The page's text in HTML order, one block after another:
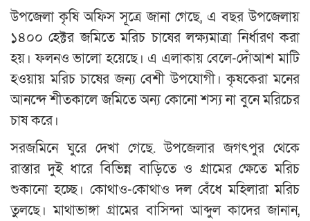
উপজেলা কৃষি অফিস সূত্রে জানা গেছে, এ বছর উপজেলায়
১৪০০ হেক্টর জমিতে মরিচ চাষের লক্ষ্যমাত্রা নির্ধারণ করা
হয়। ফলনও ভালো হয়েছে। এ এলাকায় বেলে-দোঁআশ মাটি
হওয়ায় মরিচ চাষের জন্য বেশী উপযোগী। কৃষকেরা মনের
আনন্দে শীতকালে জমিতে অন্য কোনো শস্য না বুনে মরিচের
চাষ করে।
সরজমিনে ঘুরে দেখা গেছে. উপজেলার জগৎপুর থেকে
রাস্তার দুই ধারে বিভিন্ন বাড়িতে ও গ্রামের ক্ষেতে মরিচ
শুকানো হচ্ছে। কোথাও-কোথাও দল বেঁধে মহিলারা মরিচ
তুলছে। মাথাভাঙ্গা গ্রামের বাসিন্দা আব্দুল কাদের জানান,